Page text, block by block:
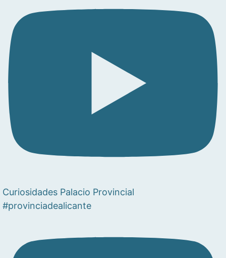
Curiosidades Palacio Provincial
#provinciadealicante